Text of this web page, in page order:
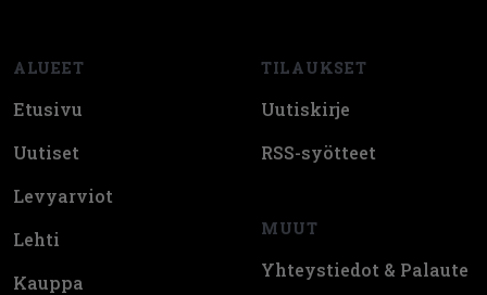
ALUEET
Etusivu
Uutiset
Levyarviot
Lehti
Kauppa
TILAUKSET
Uutiskirje
RSS-syötteet
MUUT
Yhteystiedot & Palaute